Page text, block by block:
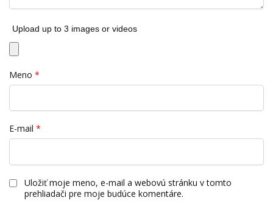
Upload up to 3 images or videos
Meno *
E-mail *
Uložiť moje meno, e-mail a webovú stránku v tomto
prehliadači pre moje budúce komentáre.